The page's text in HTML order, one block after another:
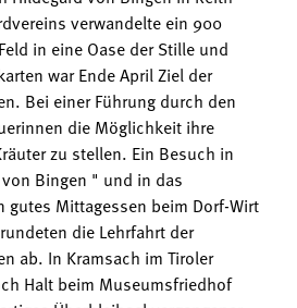
verwandelte ein 900
in eine Oase der Stille und
war Ende April Ziel der
Bei einer Führung durch den
die Möglichkeit ihre
zu stellen. Ein Besuch in
Bingen " und in das
gutes Mittagessen beim Dorf-Wirt
die Lehrfahrt der
ab. In Kramsach im Tiroler
Halt beim Museumsfriedhof